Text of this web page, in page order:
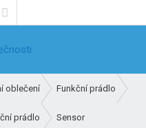
oblečení Funkční prádlo
prádlo Sensor